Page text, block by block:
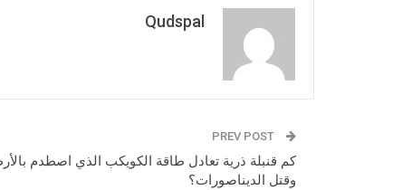
Qudspal
كم قنبلة ذرية تعادل طاقة الكويكب الذي اصطدم
وقتل الديناصورات؟